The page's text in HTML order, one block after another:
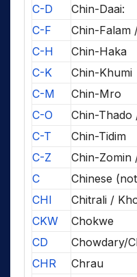
C-D
Chin-Daai:
C-F
Chin-Falam
C-H
Chin-Haka
C-K
Chin-Khumi
C-M
Chin-Mro
C-O
Chin-Thado
C-T
Chin-Tidim
C-Z
Chin-Zomin
C
Chinese
CHI
Chitrali /
CKW
Chokwe
CD
Chowdary/
CHR
Chrau